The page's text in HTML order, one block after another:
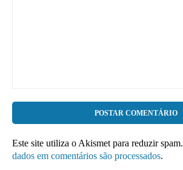
Este site utiliza o Akismet para reduzir spam.
dados em comentários são processados.